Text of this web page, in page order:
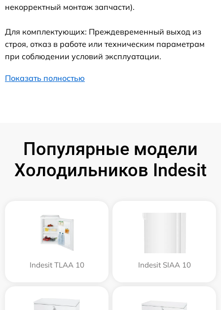
некорректный монтаж запчасти).
Для комплектующих: Преждевременный выход из
строя, отказ в работе или техническим параметрам
при соблюдении условий эксплуатации.
Показать полностью
Популярные модели
Холодильников Indesit
Indesit TLAA 10 Indesit SIAA 10